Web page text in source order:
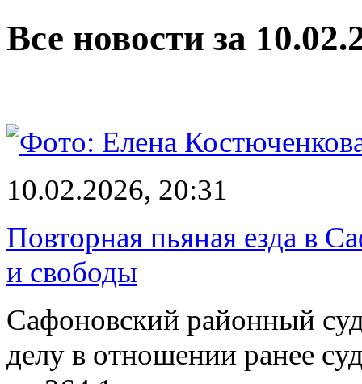
Все новости за
10.02.2026, 20:31
Повторная пьяная езда в
и свободы
Сафоновский районный
делу в отношении ранее